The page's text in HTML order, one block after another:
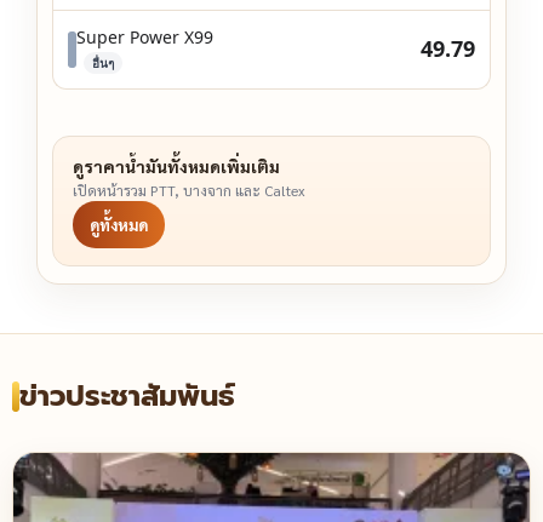
Super Power X99
อื่นๆ 49.79
ดูราคาน้ำมันทั้งหมดเพิ่มเติม
เปิดหน้ารวม PTT, บางจาก และ Caltex
ดูทั้งหมด
ข่าวประชาสัมพันธ์